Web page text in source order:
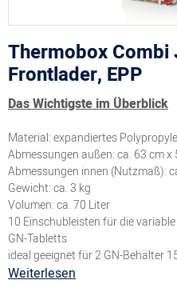
Thermobox Combi
Frontlader, EPP
Das Wichtigste im Überblick
Material: expandiertes
Abmessungen außen: ca. 63 cm x
Abmessungen innen (Nutzmaß):
Gewicht: ca. 3 kg
Volumen: ca. 70 Liter
10 Einschubleisten für die
GN-Tabletts
ideal geeignet für 2 GN-Behälter
Weiterlesen